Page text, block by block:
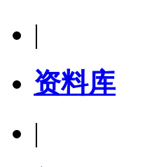
|
资料库
|